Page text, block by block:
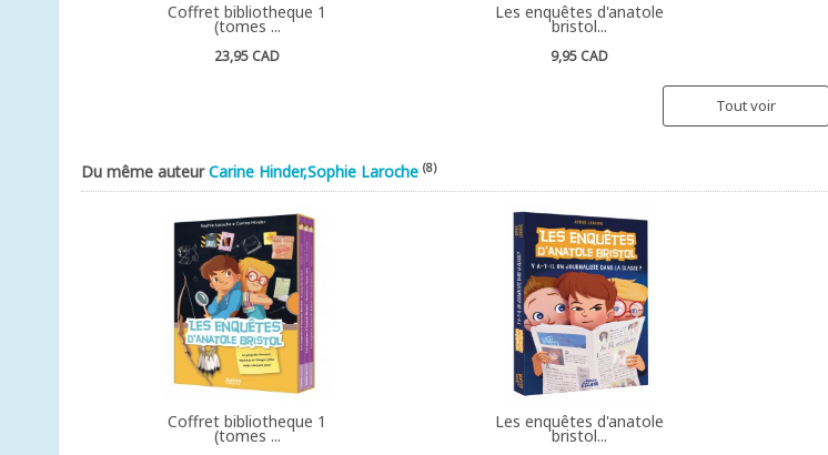
Coffret bibliotheque 1
(tomes ...
23,95 CAD
Les enquêtes d'anatole
bristol...
9,95 CAD
Tout voir
Du même auteurCarine Hinder,Sophie Laroche (8)
Coffret bibliotheque 1
(tomes ...
Les enquêtes d'anatole
bristol...